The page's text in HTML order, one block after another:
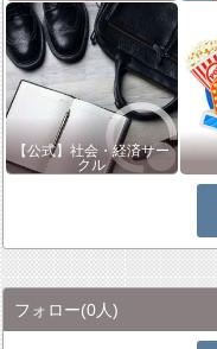
【公式】社会・経済サー
クル
フォロー(0人)